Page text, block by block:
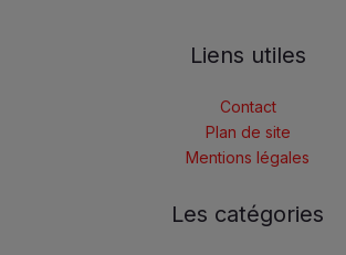
Liens utiles
Contact
Plan de site
Mentions légales
Les catégories